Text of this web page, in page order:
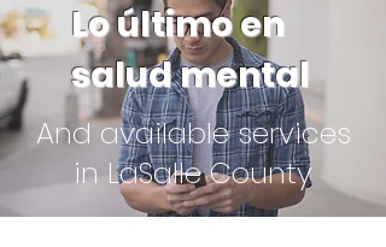
Lo último en
salud mental
And available services
in LaSalle County